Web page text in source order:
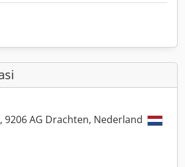
9206 AG Drachten, Nederland